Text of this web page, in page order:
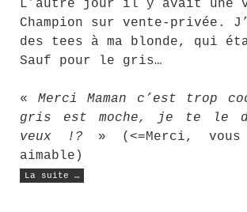
L’autre jour il y avait une
Champion sur vente-privée.
des tees à ma blonde, qui
Sauf pour le gris…
« Merci Maman c’est trop
gris est moche, je te le
veux !? » (<=Merci,
aimable)
La suite …
« Brune
à